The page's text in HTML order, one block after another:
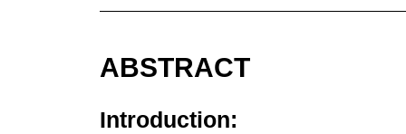
ABSTRACT
Introduction: